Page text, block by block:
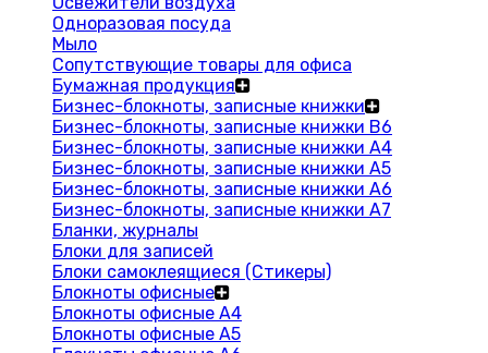
Одноразовая посуда
Мыло
Сопутствующие товары для офиса
Бумажная продукция
Бизнес-блокноты, записные книжки
Бизнес-блокноты, записные книжки В6
Бизнес-блокноты, записные книжки A4
Бизнес-блокноты, записные книжки А5
Бизнес-блокноты, записные книжки А6
Бизнес-блокноты, записные книжки А7
Бланки, журналы
Блоки для записей
Блоки самоклеящиеся (Стикеры)
Блокноты офисные
Блокноты офисные A4
Блокноты офисные A5